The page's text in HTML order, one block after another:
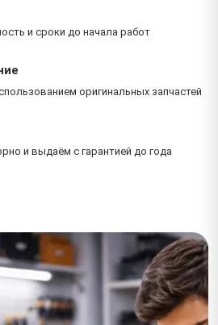
и сроки до начала работ
оригинальных запчастей
и выдаём с гарантией до года